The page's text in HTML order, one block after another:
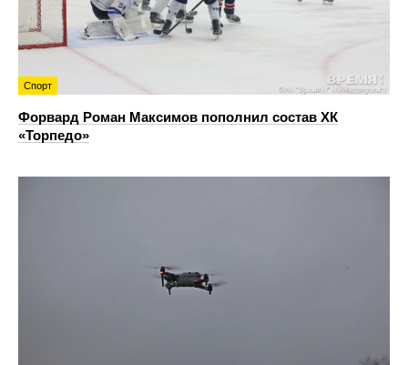
Спорт
Форвард Роман Максимов пополнил состав ХК
«Торпедо»